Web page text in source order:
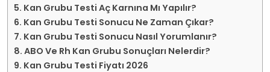
Kan Grubu Testi Aç Karnına Mı Yapılır?
Kan Grubu Testi Sonucu Ne Zaman Çıkar?
Kan Grubu Testi Sonucu Nasıl Yorumlanır?
ABO Ve Rh Kan Grubu Sonuçları Nelerdir?
Kan Grubu Testi Fiyatı 2026